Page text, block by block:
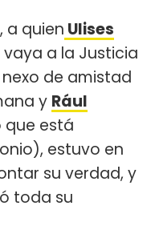
, a quien Ulises
a la Justicia
de amistad
y Rául
que está
estuvo en
su verdad, y
toda su